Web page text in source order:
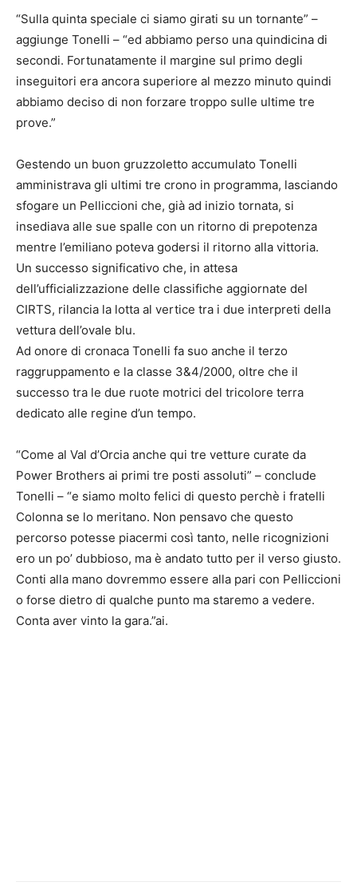
“Sulla quinta speciale ci siamo girati su un tornante” –
aggiunge Tonelli – “ed abbiamo perso una quindicina di
secondi. Fortunatamente il margine sul primo degli
inseguitori era ancora superiore al mezzo minuto quindi
abbiamo deciso di non forzare troppo sulle ultime tre
prove.”
Gestendo un buon gruzzoletto accumulato Tonelli
amministrava gli ultimi tre crono in programma, lasciando
sfogare un Pelliccioni che, già ad inizio tornata, si
insediava alle sue spalle con un ritorno di prepotenza
mentre l’emiliano poteva godersi il ritorno alla vittoria.
Un successo significativo che, in attesa
dell’ufficializzazione delle classifiche aggiornate del
CIRTS, rilancia la lotta al vertice tra i due interpreti della
vettura dell’ovale blu.
Ad onore di cronaca Tonelli fa suo anche il terzo
raggruppamento e la classe 3&4/2000, oltre che il
successo tra le due ruote motrici del tricolore terra
dedicato alle regine d’un tempo.
“Come al Val d’Orcia anche qui tre vetture curate da
Power Brothers ai primi tre posti assoluti” – conclude
Tonelli – “e siamo molto felici di questo perchè i fratelli
Colonna se lo meritano. Non pensavo che questo
percorso potesse piacermi così tanto, nelle ricognizioni
ero un po’ dubbioso, ma è andato tutto per il verso giusto.
Conti alla mano dovremmo essere alla pari con Pelliccioni
o forse dietro di qualche punto ma staremo a vedere.
Conta aver vinto la gara.”ai.